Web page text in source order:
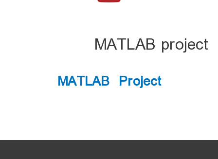
MATLAB project
MATLAB Project